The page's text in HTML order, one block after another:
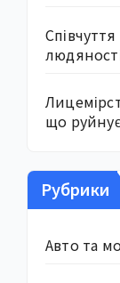
що
Рубрики
Авто та